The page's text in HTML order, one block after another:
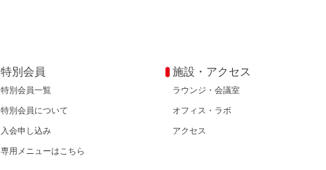
特別会員
特別会員一覧
特別会員について
入会申し込み
専用メニューはこちら
施設・アクセス
ラウンジ・会議室
オフィス・ラボ
アクセス